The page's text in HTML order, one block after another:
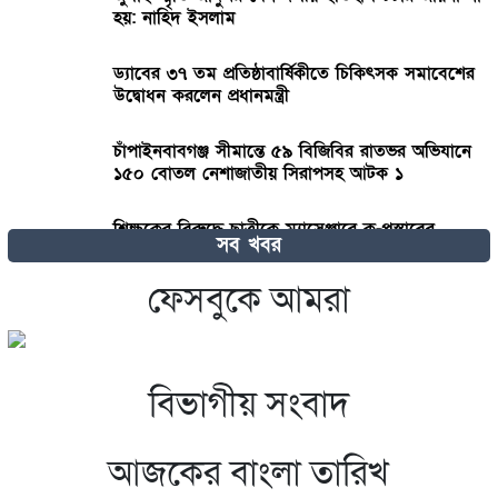
হয়: নাহিদ ইসলাম
ড্যাবের ৩৭ তম প্রতিষ্ঠাবার্ষিকীতে চিকিৎসক সমাবেশের
উদ্বোধন করলেন প্রধানমন্ত্রী
চাঁপাইনবাবগঞ্জ সীমান্তে ৫৯ বিজিবির রাতভর অভিযানে
১৫০ বোতল নেশাজাতীয় সিরাপসহ আটক ১
শিক্ষকের বিরুদ্ধে ছাত্রীকে ম্যাসেঞ্জারে কু-প্রস্তাবের
রাজধানীতে ২৪ ঘণ্টায় ৪৮৫ গ্রেপ্তার, মামলা ৫০
বিয়ের সাজে যে ৩ নতুনত্ব দেখা যাবে এ বছর
টঙ্গী পূর্ব থানা এলাকায় পৃথক অভিযানে ৭ ডাকাত সদস্য
গ্রেফতার
সব খবর
ফেসবুকে আমরা
বিভাগীয় সংবাদ
আজকের বাংলা তারিখ